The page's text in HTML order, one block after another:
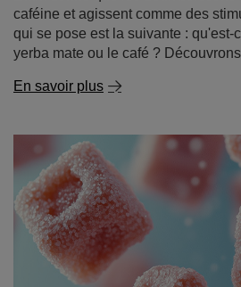
Mate dulce - yerba mate sucré.
l'édulcorer ?